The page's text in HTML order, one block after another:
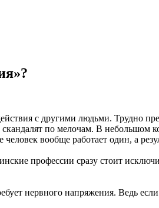
с другими людьми. Трудно
по мелочам. В небольшом
вообще работает один, а
профессии сразу стоит
нервного напряжения. Ведь